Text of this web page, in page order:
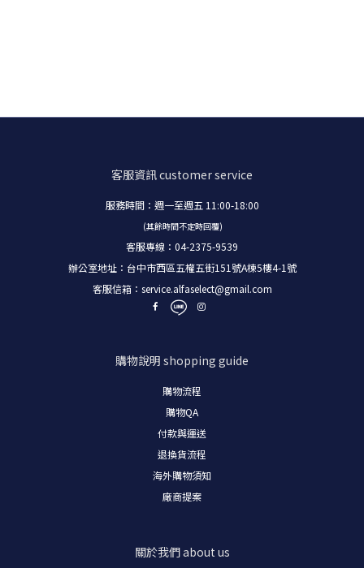
客服資訊customer service
服務時間：週一至週五 11:00-18:00
(其餘時間不定時回覆)
客服專線：04-2375-9539
辦公室地址：台中市西區五權五街151號A棟5樓4-1號
客服信箱： service.alfaselect@gmail.com
購物說明 shopping guide
購物流程
購物QA
付款與運送
退換貨流程
海外購物須知
廠商提案
關於我們about us